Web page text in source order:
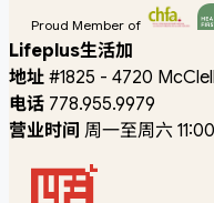
Proud Member of
Lifeplus生活加
地址 #1825 - 4720
电话 778.955.9979
营业时间 周一至周六